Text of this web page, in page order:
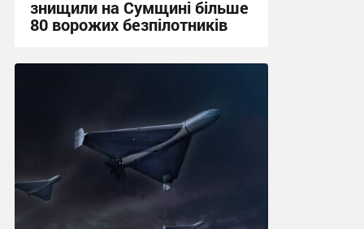
знищили на Сумщині більше
80 ворожих безпілотників